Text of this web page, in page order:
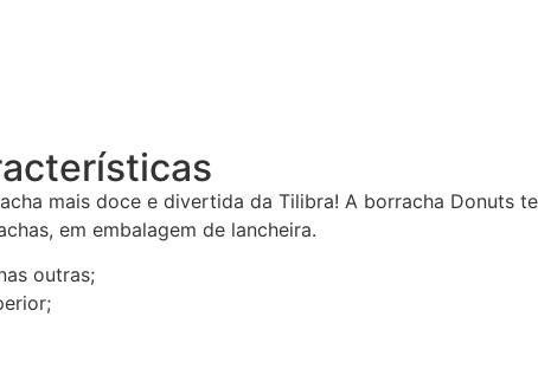
mais doce e divertida da Tilibra! A borracha
em embalagem de lancheira.
outras;